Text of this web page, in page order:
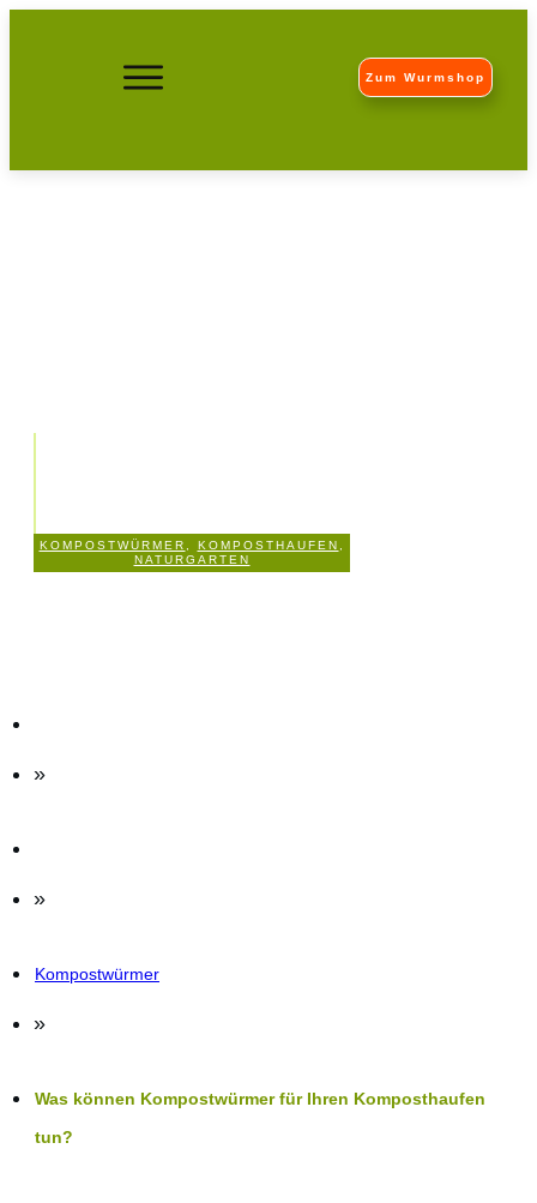
Zum Wurmshop
KOMPOSTWÜRMER KOMPOSTHAUFEN
NATURGARTEN
»
»
Kompostwürmer
»
Was können Kompostwürmer für Ihren Komposthaufen
tun?